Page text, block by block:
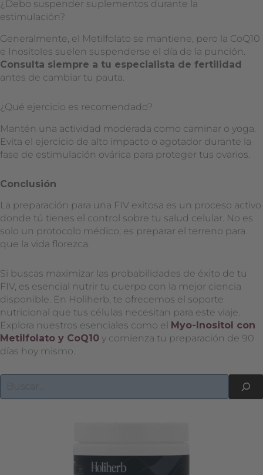
¿Debo suspender suplementos durante la
estimulación?
Generalmente, el Metilfolato se mantiene, pero la CoQ10
e Inositoles suelen suspenderse el día de la punción.
Consulta siempre a tu especialista de fertilidad
antes de cambiar tu pauta.
¿Qué ejercicio es recomendado?
Mantén una actividad moderada como caminar o yoga.
Evita el ejercicio de alto impacto o agotador durante la
fase de estimulación ovárica para proteger tus ovarios.
Conclusión
La preparación para una FIV exitosa es un proceso activo
donde tú tienes el control sobre tu salud celular. No es
solo un protocolo médico; es preparar el terreno para
que la vida florezca.
Si buscas maximizar las probabilidades de éxito de tu
FIV, es esencial nutrir tu cuerpo con la mejor ciencia
disponible. En Holiherb, te ofrecemos el soporte
nutricional que tus células necesitan para este viaje.
Explora nuestros esenciales como el
Myo-Inositol con
Metilfolato y CoQ10 y comienza tu preparación de 90
días hoy mismo.